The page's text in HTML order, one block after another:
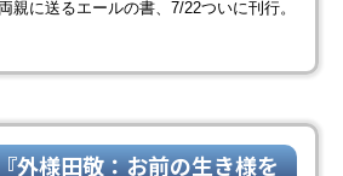
親に送るエールの書、7/22ついに刊行。
外様田敬：お前の生き様を